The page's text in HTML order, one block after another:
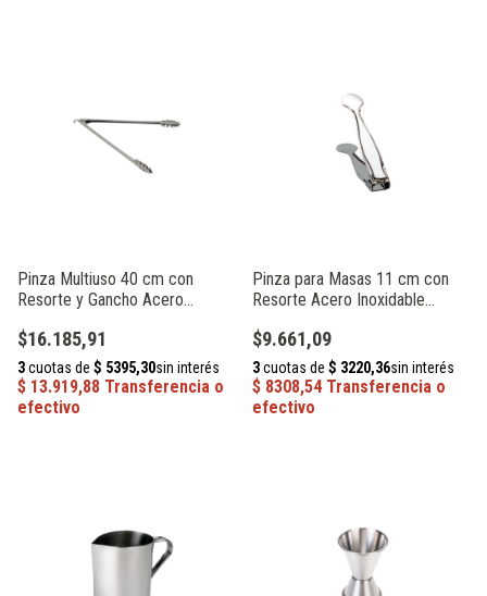
Pinza Multiuso 40 cm con
Resorte y Gancho Acero
$16.185,91
Pinza para Masas 11 cm con
Resorte Acero Inoxidable
$9.661,09